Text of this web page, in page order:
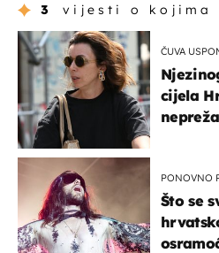
3 vijesti o kojima
ČUVA
cijela
PONOVNO
Što se